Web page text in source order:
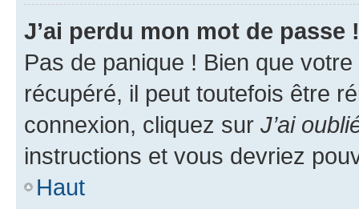
J’ai perdu mon mot de passe !
Pas de panique ! Bien que
récupéré, il peut toutefois être
connexion, cliquez sur J’ai
instructions et vous devriez
Haut